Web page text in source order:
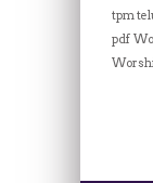
tpm
pdf